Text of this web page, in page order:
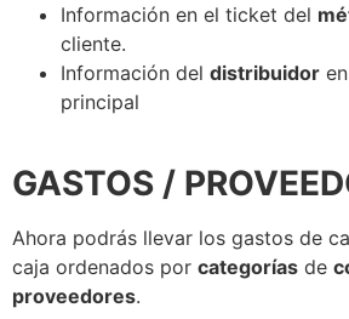
Información en el ticket del
cliente.
Información del distribuidor
principal
GASTOS /
Ahora podrás llevar los gastos de
caja ordenados por categorías de
proveedores.